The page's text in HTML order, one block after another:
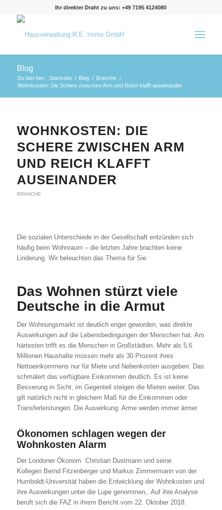
Ihr direkter Draht zu uns: +49 7195 4124080
Blog
Du bist hier: Startseite / Blog / Branche /
Wohnkosten: Die Schere zwischen Arm und Reich klafft auseinander
WOHNKOSTEN: DIE
SCHERE ZWISCHEN ARM
UND REICH KLAFFT
AUSEINANDER
BRANCHE
Die sozialen Unterschiede in der Gesellschaft entzünden sich
häufig beim Wohnraum – die letzten Jahre brachten keine
Linderung. Wir beleuchten das Thema für Sie.
Das Wohnen stürzt viele
Deutsche in die Armut
Der Wohnungsmarkt ist deutlich enger geworden, was direkte
Auswirkungen auf die Lebensbedingungen der Menschen hat. Am
härtesten trifft es die Menschen in Großstädten. Mehr als 5,6
Millionen Haushalte müssen mehr als 30 Prozent ihres
Nettoeinkommens nur für Miete und Nebenkosten ausgeben. Das
schmälert das verfügbare Einkommen deutlich. Es ist keine
Besserung in Sicht, im Gegenteil steigen die Mieten weiter. Das
gilt natürlich nicht in gleichem Maß für die Einkommen oder
Transferleistungen. Die Auswirkung: Arme werden immer ärmer.
Ökonomen schlagen wegen der
Wohnkosten Alarm
Der Londoner Ökonom Christian Dustmann und seine
Kollegen Bernd Fitzenberger und Markus Zimmermann von der
Humboldt-Universität haben die Entwicklung der Wohnkosten und
ihre Auswirkungen unter die Lupe genommen,. Auf ihre Analyse
beruft sich die FAZ in ihrem Bericht vom 22. Oktober 2018.